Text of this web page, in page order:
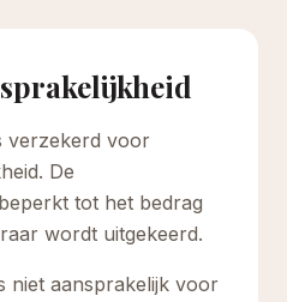
verzekerd voor
De
tot het bedrag
wordt uitgekeerd.
niet aansprakelijk voor